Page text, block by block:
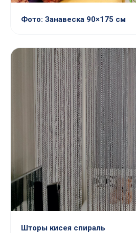
Фото: Занавеска 90×175 см
Шторы кисея спираль